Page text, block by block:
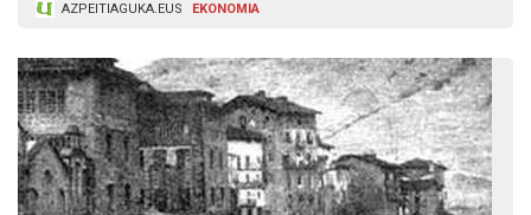
AZPEITIAGUKA.EUS EKONOMIA